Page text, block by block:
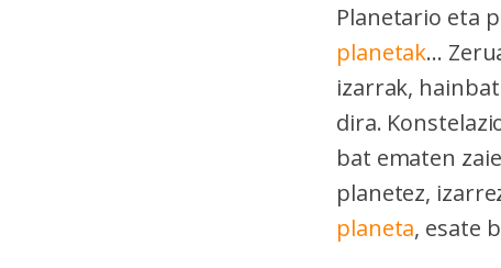
Planetario eta
planetak...
izarrak,
dira.
bat ematen
planetez,
planeta, esate